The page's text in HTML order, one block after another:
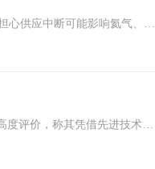
心供应中断可能影响氦气、稀
度评价，称其凭借先进技术与